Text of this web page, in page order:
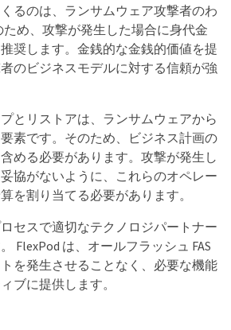
るのは、ランサムウェア攻撃者のわ
ため、攻撃が発生した場合に身代金
奨します。金銭的な金銭的価値を提
のビジネスモデルに対する信頼が強
とリストアは、ランサムウェアから
素です。そのため、ビジネス計画の
める必要があります。攻撃が発生し
協がないように、これらのオペレー
を割り当てる必要があります。
セスで適切なテクノロジパートナー
FlexPod は、オールフラッシュ FAS
を発生させることなく、必要な機能
ブに提供します。